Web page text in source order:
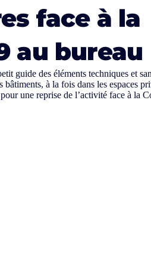
face à la
au bureau
guide des éléments techniques et
bâtiments, à la fois dans les espaces
une reprise de l’activité face à la